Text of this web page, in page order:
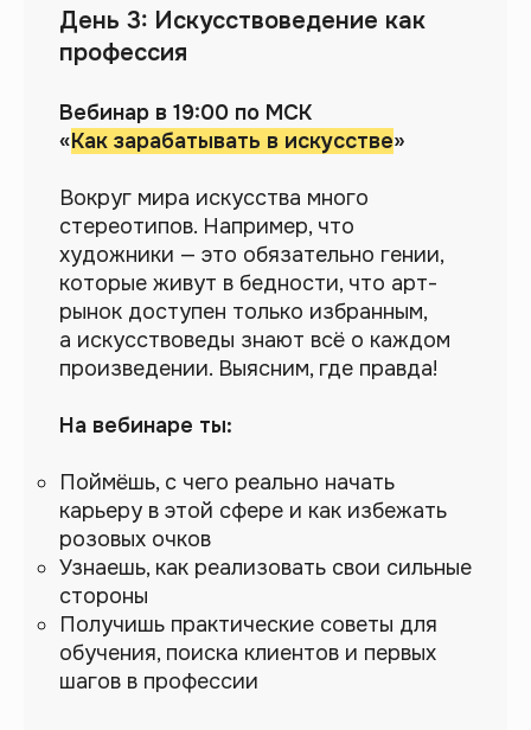
День 3: Искусствоведение как
профессия
Вебинар в 19:00 по МСК
«Как зарабатывать в искусстве»
Вокруг мира искусства много
стереотипов. Например, что
художники — это обязательно гении,
которые живут в бедности, что арт-
рынок доступен только избранным,
а искусствоведы знают всё о каждом
произведении. Выясним, где правда!
На вебинаре ты:
Поймёшь, с чего реально начать
карьеру в этой сфере и как избежать
розовых очков
Узнаешь, как реализовать свои сильные
стороны
Получишь практические советы для
обучения, поиска клиентов и первых
шагов в профессии